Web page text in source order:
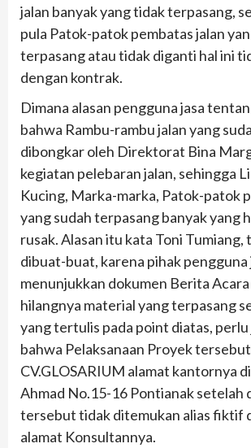
jalan banyak yang tidak terpasang,
pula Patok-patok pembatas jalan
terpasang atau tidak diganti hal ini
dengan kontrak.
Dimana alasan pengguna jasa
bahwa Rambu-rambu jalan yang
dibongkar oleh Direktorat Bina
kegiatan pelebaran jalan, sehingga
Kucing, Marka-marka, Patok-patok
yang sudah terpasang banyak yang
rusak. Alasan itu kata Toni Tumiang,
dibuat-buat, karena pihak pengguna
menunjukkan dokumen Berita
hilangnya material yang terpasang
yang tertulis pada point diatas,
bahwa Pelaksanaan Proyek
CV.GLOSARIUM alamat kantornya
Ahmad No.15-16 Pontianak setelah
tersebut tidak ditemukan alias fiktif
alamat Konsultannya.